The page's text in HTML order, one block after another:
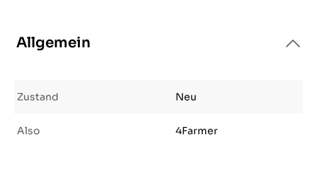
Allgemein
Zustand Neu
Also 4Farmer